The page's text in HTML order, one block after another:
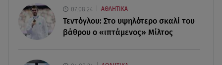
06.08.26 , 19:10
Μπαντέρας: «Η καρδιακή προσβολή ήταν το
καλύτερο πράγμα που μου συνέβη»
07.08.24 ΑΘΛΗΤΙΚΑ
Τεντόγλου: Στο υψηλότερο σκαλί του
βάθρου ο «ιπτάμενος» Μίλτος